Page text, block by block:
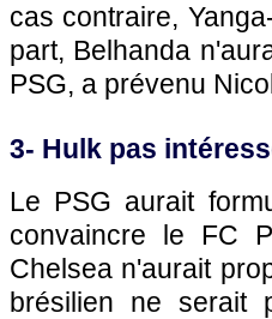
cas contraire,
part, Belhanda
PSG, a prévenu
3- Hulk pas
Le PSG aurait
convaincre le FC
Chelsea n'aurait
brésilien ne serait